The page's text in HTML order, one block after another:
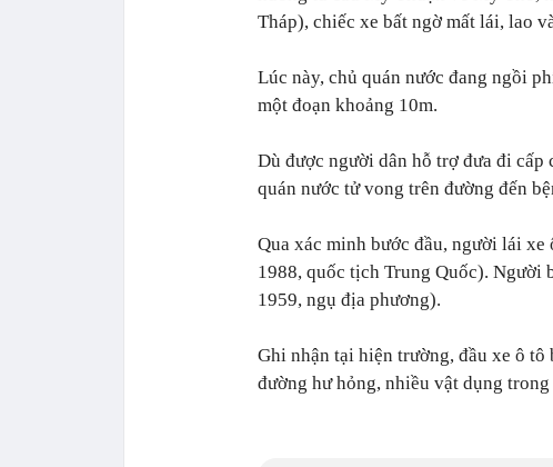
Tháp), chiếc xe bất ngờ mất lái, lao
Lúc này, chủ quán nước đang ngồi
một đoạn khoảng 10m.
Dù được người dân hỗ trợ đưa đi cấp
quán nước tử vong trên đường đến
Qua xác minh bước đầu, người lái
1988, quốc tịch Trung Quốc). Người
1959, ngụ địa phương).
Ghi nhận tại hiện trường, đầu xe ô tô
đường hư hỏng, nhiều vật dụng